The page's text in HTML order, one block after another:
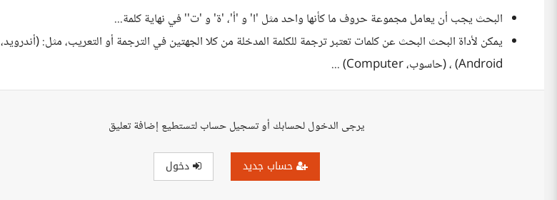
البحث يجب أن يعامل مجموعة حروف ما كأنها واحد مثل 'ا' و 'أ'، 'ة' و 'ت'' في نهاية كلمة...
يمكن لأداة البحث البحث عن كلمات تعتبر ترجمة للكلمة المدخلة من كلا الجهتين في الترجمة أو التعريب، مثل: (أندرويد،
Android) ، (حاسوب، Computer) ...
يرجى الدخول لحسابك أو تسجيل حساب لتستطيع إضافة تعليق
حساب جديد دخول